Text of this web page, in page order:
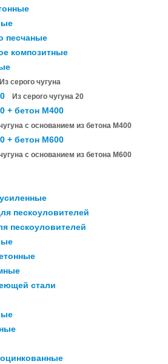
песчаные
композитные
Из серого чугуна
Из серого чугуна 20
+ бетон М400
с основанием из бетона М400
+ бетон М600
с основанием из бетона М600
пескоуловителей
пескоуловителей
стали